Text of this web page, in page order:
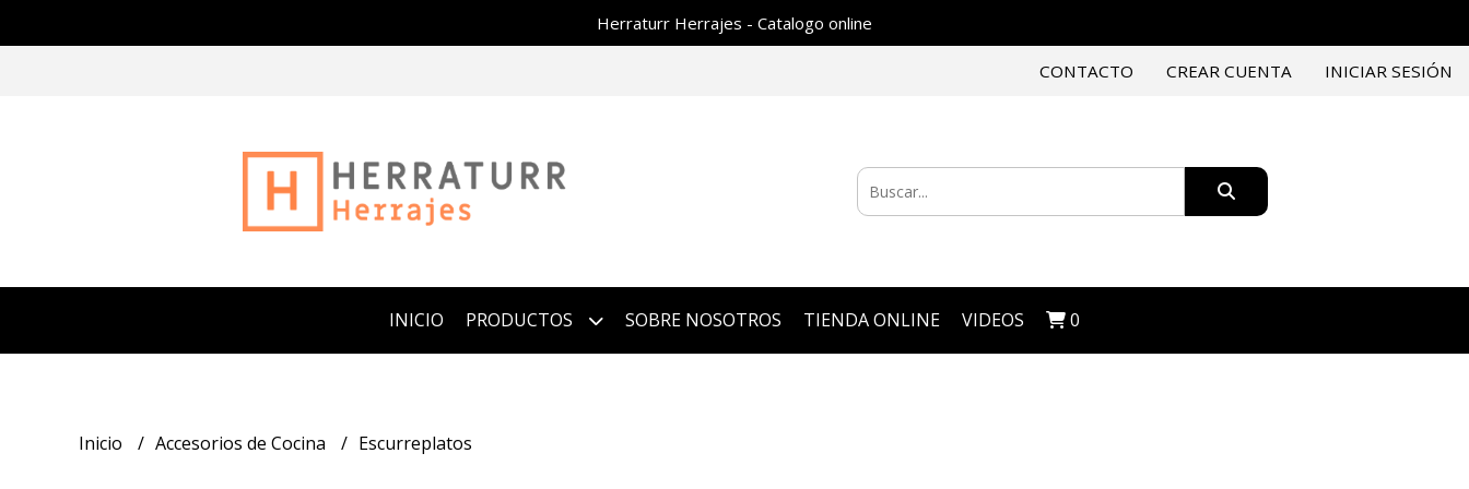
Herraturr Herrajes - Catalogo online
CONTACTO CREAR CUENTA INICIAR SESIÓN
INICIO PRODUCTOS SOBRE NOSOTROS TIENDA ONLINE VIDEOS 0
Inicio Accesorios de Cocina Escurreplatos